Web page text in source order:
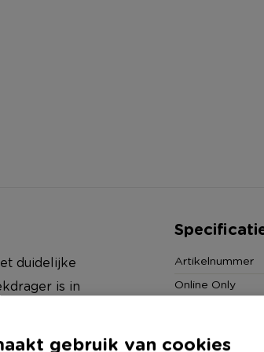
gebruik van cookies
duidelijke
is in
van een
ezel is ook
Artikelnummer
Online Only